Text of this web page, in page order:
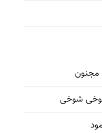
مجنون
شوخی